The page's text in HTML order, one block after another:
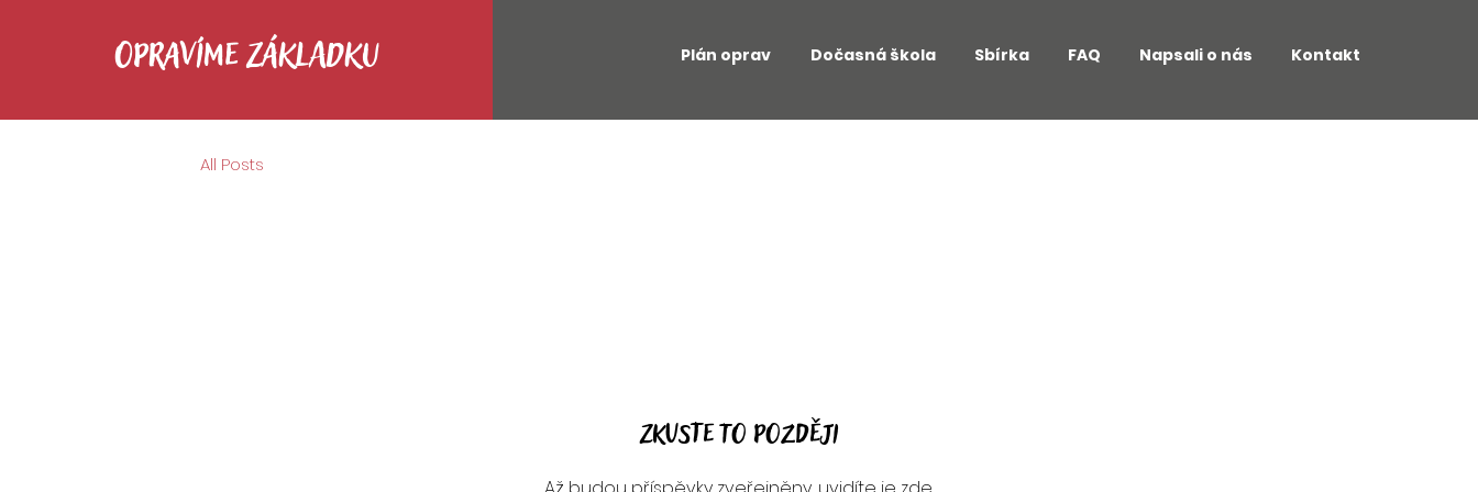
OPRAVÍME ZÁKLADKU Plán oprav Dočasná škola Sbírka FAQ Napsali o nás Kontakt
All Posts
Zkuste to později